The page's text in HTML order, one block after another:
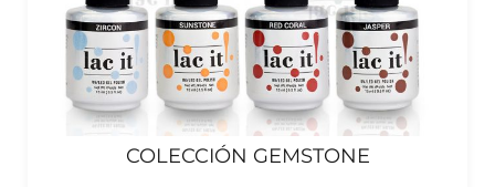
COLECCIÓN GEMSTONE